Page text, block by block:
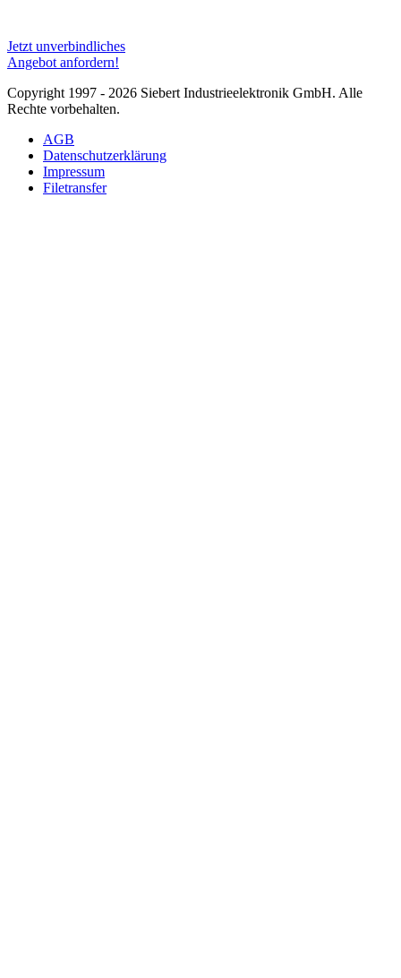
Jetzt unverbindliches
Angebot anfordern!
Copyright 1997 - 2026 Siebert Industrieelektronik GmbH. Alle
Rechte vorbehalten.
AGB
Datenschutzerklärung
Impressum
Filetransfer